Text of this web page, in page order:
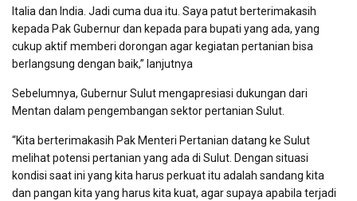
Italia dan India. Jadi cuma dua itu. Saya patut berterimakasih
kepada Pak Gubernur dan kepada para bupati yang ada, yang
cukup aktif memberi dorongan agar kegiatan pertanian bisa
berlangsung dengan baik,” lanjutnya
Sebelumnya, Gubernur Sulut mengapresiasi dukungan dari
Mentan dalam pengembangan sektor pertanian Sulut.
“Kita berterimakasih Pak Menteri Pertanian datang ke Sulut
melihat potensi pertanian yang ada di Sulut. Dengan situasi
kondisi saat ini yang kita harus perkuat itu adalah sandang kita
dan pangan kita yang harus kita kuat, agar supaya apabila terjadi